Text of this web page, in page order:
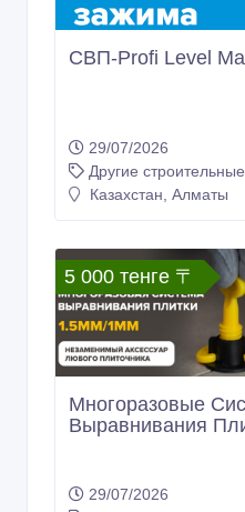
СВП-Profi Level
29/07/2026
Другие
Казахстан, Алматы
5 000 тенге 〒
Многоразовые
Выравнивания
29/07/2026